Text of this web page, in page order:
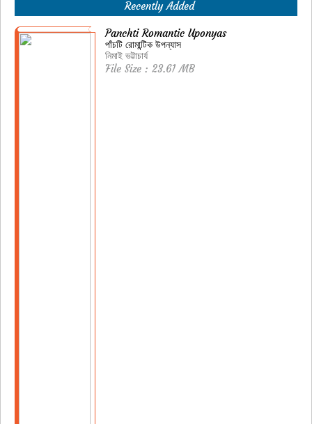
Recently Added
Panchti Romantic Uponyas
পাঁচটি রোমান্টিক উপন্যাস
নিমাই ভট্টাচার্য
File Size : 23.61 MB